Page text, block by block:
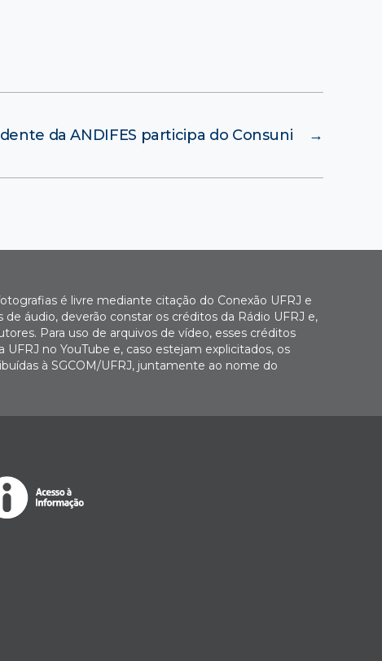
→
da ANDIFES participa do Consuni
é livre mediante citação do Conexão UFRJ e
áudio, deverão constar os créditos da Rádio UFRJ e,
Para uso de arquivos de vídeo, esses créditos
UFRJ no YouTube e, caso estejam explicitados, os
à SGCOM/UFRJ, juntamente ao nome do